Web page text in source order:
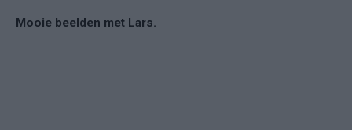
Mooie beelden met Lars.